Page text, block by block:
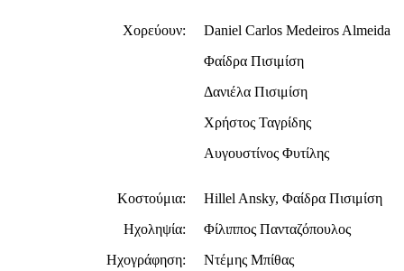
Χορεύουν:
Daniel Carlos Medeiros Almeida
Φαίδρα Πισιμίση
Δανιέλα Πισιμίση
Χρήστος Ταγρίδης
Αυγουστίνος Φυτίλης
Κοστούμια:
Ηχοληψία:
Ηχογράφηση:
Hillel Ansky, Φαίδρα Πισιμίση
Φίλιππος Πανταζόπουλος
Ντέμης Μπίθας